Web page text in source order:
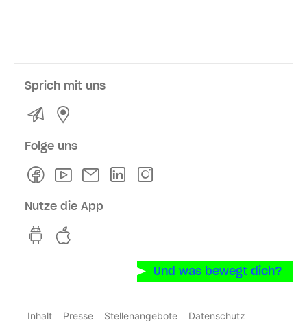
Sprich mit uns
Kontakt
Folge uns
FacebookYoutubeNewsletterLinkedln
Nutze die App
hvv switch App auf GooglePlay
Und was bewegt dich?
Inhalt Presse Stellenangebote
Datenschutz